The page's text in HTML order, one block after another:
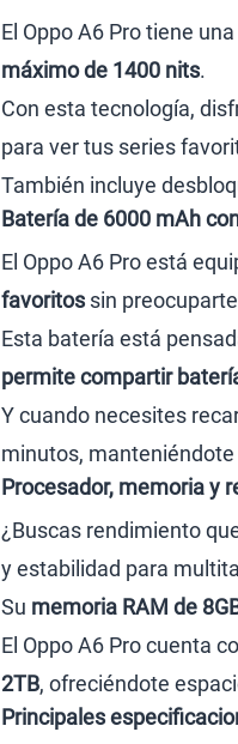
El Oppo A6 Pro tiene una
máximo de 1400 nits.
Con esta tecnología,
para ver tus series
También incluye
Batería de 6000 mAh
El Oppo A6 Pro está
favoritos sin
Esta batería está
permite compartir
Y cuando necesites
minutos,
Procesador, memoria y
¿Buscas rendimiento
y estabilidad para
Su memoria RAM de
El Oppo A6 Pro cuenta
2TB, ofreciéndote
Principales